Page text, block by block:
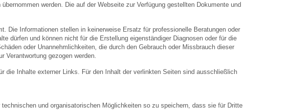
werden. Die auf der Webseite zur Verfügung gestellten Dokumente und
Die Informationen stellen in keinerweise Ersatz für professionelle Beratungen oder
dürfen und können nicht für die Erstellung eigenständiger Diagnosen oder für die
oder Unannehmlichkeiten, die durch den Gebrauch oder Missbrauch dieser
Verantwortung gezogen werden.
die Inhalte externer Links. Für den Inhalt der verlinkten Seiten sind ausschließlich
und organisatorischen Möglichkeiten so zu speichern, dass sie für Dritte